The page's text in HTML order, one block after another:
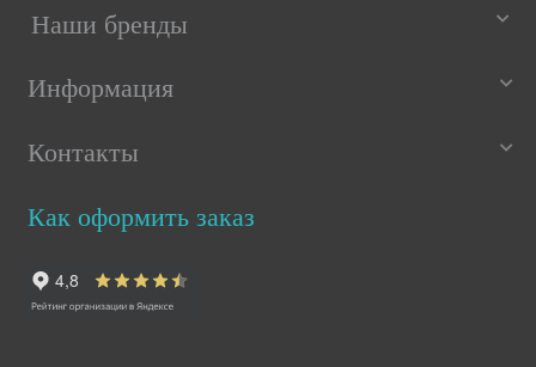
Наши бренды
Информация
Контакты
Как оформить заказ